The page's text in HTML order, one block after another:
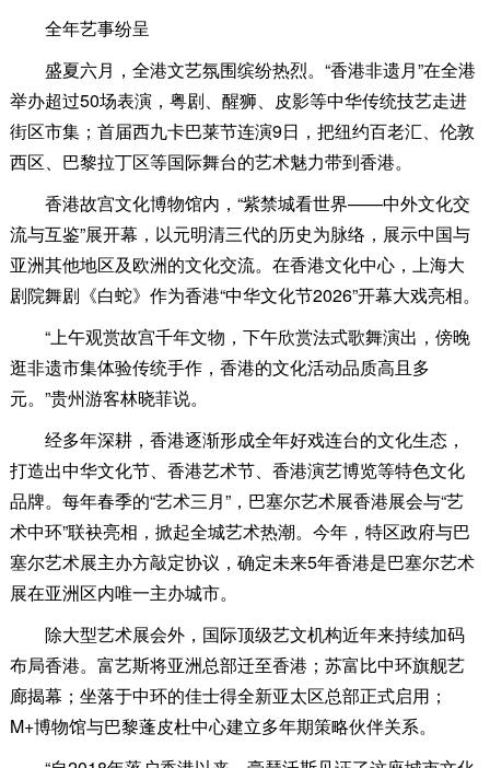
全年艺事纷呈
盛夏六月，全港文艺氛围缤纷热烈。“香港非遗月”在全港
举办超过50场表演，粤剧、醒狮、皮影等中华传统技艺走进
街区市集；首届西九卡巴莱节连演9日，把纽约百老汇、伦敦
西区、巴黎拉丁区等国际舞台的艺术魅力带到香港。
香港故宫文化博物馆内，“紫禁城看世界——中外文化交
流与互鉴”展开幕，以元明清三代的历史为脉络，展示中国与
亚洲其他地区及欧洲的文化交流。在香港文化中心，上海大
剧院舞剧《白蛇》作为香港“中华文化节2026”开幕大戏亮相。
“上午观赏故宫千年文物，下午欣赏法式歌舞演出，傍晚
逛非遗市集体验传统手作，香港的文化活动品质高且多
元。”贵州游客林晓菲说。
经多年深耕，香港逐渐形成全年好戏连台的文化生态，
打造出中华文化节、香港艺术节、香港演艺博览等特色文化
品牌。每年春季的“艺术三月”，巴塞尔艺术展香港展会与“艺
术中环”联袂亮相，掀起全城艺术热潮。今年，特区政府与巴
塞尔艺术展主办方敲定协议，确定未来5年香港是巴塞尔艺术
展在亚洲区内唯一主办城市。
除大型艺术展会外，国际顶级艺文机构近年来持续加码
布局香港。富艺斯将亚洲总部迁至香港；苏富比中环旗舰艺
廊揭幕；坐落于中环的佳士得全新亚太区总部正式启用；
M+博物馆与巴黎蓬皮杜中心建立多年期策略伙伴关系。